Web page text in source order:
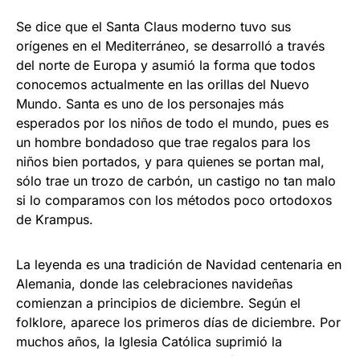
Se dice que el Santa Claus moderno tuvo sus
orígenes en el Mediterráneo, se desarrolló a través
del norte de Europa y asumió la forma que todos
conocemos actualmente en las orillas del Nuevo
Mundo. Santa es uno de los personajes más
esperados por los niños de todo el mundo, pues es
un hombre bondadoso que trae regalos para los
niños bien portados, y para quienes se portan mal,
sólo trae un trozo de carbón, un castigo no tan malo
si lo comparamos con los métodos poco ortodoxos
de Krampus.
La leyenda es una tradición de Navidad centenaria en
Alemania, donde las celebraciones navideñas
comienzan a principios de diciembre. Según el
folklore, aparece los primeros días de diciembre. Por
muchos años, la Iglesia Católica suprimió la